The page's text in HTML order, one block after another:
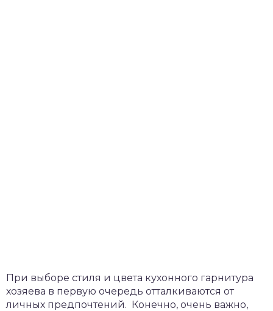
При выборе стиля и цвета кухонного гарнитура
хозяева в первую очередь отталкиваются от
личных предпочтений. Конечно, очень важно,